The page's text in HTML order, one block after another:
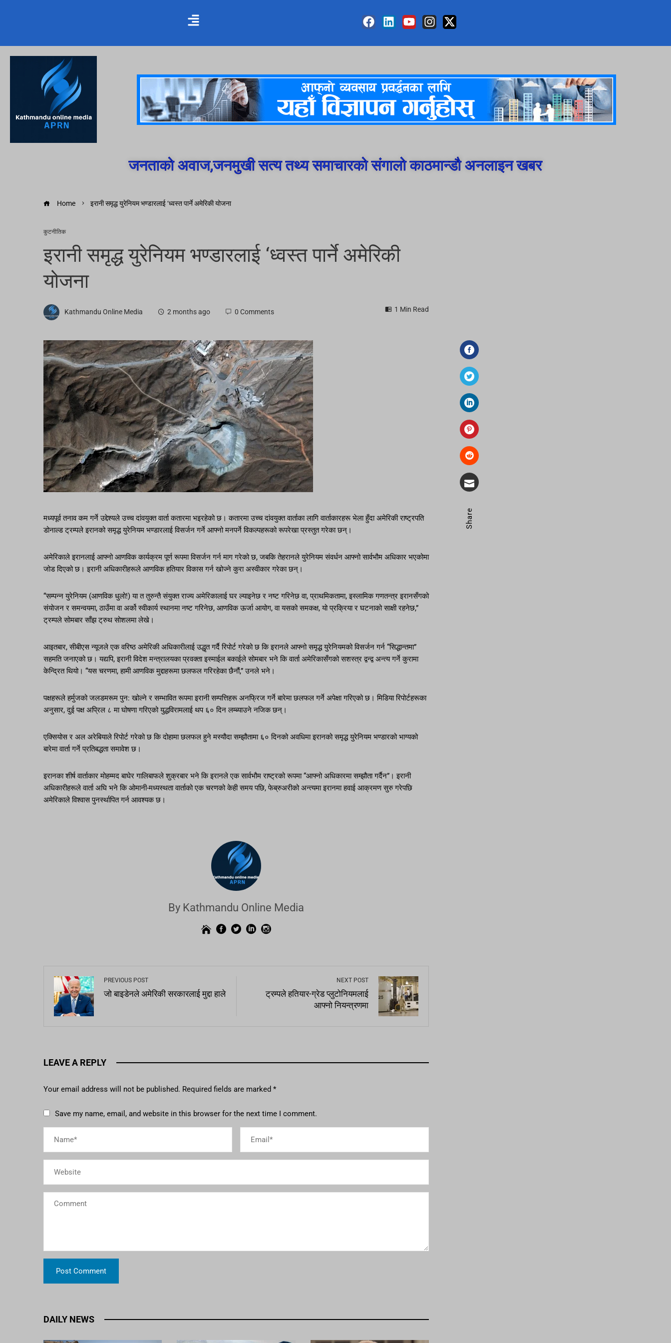
जनताको अवाज,जनमुखी सत्य तथ्य समाचारको संगालो काठमान्डौ अनलाइन खबर
Home इरानी समृद्ध युरेनियम भण्डारलाई ‘ध्वस्त पार्ने अमेरिकी योजना
कुटनीतिक
इरानी समृद्ध युरेनियम भण्डारलाई ‘ध्वस्त पार्ने अमेरिकी
योजना
Kathmandu Online Media 2 months ago 0 Comments 1 Min Read
Share
मध्यपूर्व तनाव कम गर्ने उद्देश्यले उच्च दांवयुक्त वार्ता कतारमा भइरहेको छ। कतारमा उच्च दांवयुक्त वार्ताका लागि वार्ताकारहरू भेला हुँदा अमेरिकी राष्ट्रपति
डोनाल्ड ट्रम्पले इरानको समृद्ध युरेनियम भण्डारलाई विसर्जन गर्ने आफ्नो मनपर्ने विकल्पहरूको रूपरेखा प्रस्तुत गरेका छन्।
अमेरिकाले इरानलाई आफ्नो आणविक कार्यक्रम पूर्ण रूपमा विसर्जन गर्न माग गरेको छ, जबकि तेहरानले युरेनियम संवर्धन आफ्नो सार्वभौम अधिकार भएकोमा
जोड दिएको छ। इरानी अधिकारीहरूले आणविक हतियार विकास गर्न खोज्ने कुरा अस्वीकार गरेका छन्।
“सम्पन्न युरेनियम (आणविक धुलो!) या त तुरुन्तै संयुक्त राज्य अमेरिकालाई घर ल्याइनेछ र नष्ट गरिनेछ वा, प्राथमिकतामा, इस्लामिक गणतन्त्र इरानसँगको
संयोजन र समन्वयमा, ठाउँमा वा अर्को स्वीकार्य स्थानमा नष्ट गरिनेछ, आणविक ऊर्जा आयोग, वा यसको समकक्ष, यो प्रक्रिया र घटनाको साक्षी रहनेछ,”
ट्रम्पले सोमबार साँझ ट्रुथ सोशलमा लेखे।
आइतबार, सीबीएस न्यूजले एक वरिष्ठ अमेरिकी अधिकारीलाई उद्धृत गर्दै रिपोर्ट गरेको छ कि इरानले आफ्नो समृद्ध युरेनियमको विसर्जन गर्न “सिद्धान्तमा”
सहमति जनाएको छ। यद्यपि, इरानी विदेश मन्त्रालयका प्रवक्ता इस्माईल बकाईले सोमबार भने कि वार्ता अमेरिकासँगको सशस्त्र द्वन्द्व अन्त्य गर्ने कुरामा
केन्द्रित थियो। “यस चरणमा, हामी आणविक मुद्दाहरूमा छलफल गरिरहेका छैनौं,” उनले भने।
पक्षहरूले हर्मुजको जलडमरूम पुन: खोल्ने र सम्भावित रूपमा इरानी सम्पत्तिहरू अनफ्रिज गर्ने बारेमा छलफल गर्ने अपेक्षा गरिएको छ। मिडिया रिपोर्टहरूका
अनुसार, दुई पक्ष अप्रिल ८ मा घोषणा गरिएको युद्धविरामलाई थप ६० दिन लम्ब्याउने नजिक छन्।
एक्सियोस र अल अरेबियाले रिपोर्ट गरेको छ कि दोहामा छलफल हुने मस्यौदा सम्झौतामा ६० दिनको अवधिमा इरानको समृद्ध युरेनियम भण्डारको भाग्यको
बारेमा वार्ता गर्ने प्रतिबद्धता समावेश छ।
इरानका शीर्ष वार्ताकार मोहम्मद बाघेर गालिबाफले शुक्रबार भने कि इरानले एक सार्वभौम राष्ट्रको रूपमा “आफ्नो अधिकारमा सम्झौता गर्दैन”। इरानी
अधिकारीहरूले वार्ता अघि भने कि ओमानी-मध्यस्थता वार्ताको एक चरणको केही समय पछि, फेब्रुअरीको अन्त्यमा इरानमा हवाई आक्रमण सुरु गरेपछि
अमेरिकाले विश्वास पुनर्स्थापित गर्न आवश्यक छ।
By Kathmandu Online Media
PREVIOUS POST
जो बाइडेनले अमेरिकी सरकारलाई मुद्दा हाले
NEXT POST
ट्रम्पले हतियार-ग्रेड प्लुटोनियमलाई
आफ्नो नियन्त्रणमा
LEAVE A REPLY
Your email address will not be published. Required fields are marked *
Save my name, email, and website in this browser for the next time I comment.
DAILY NEWS